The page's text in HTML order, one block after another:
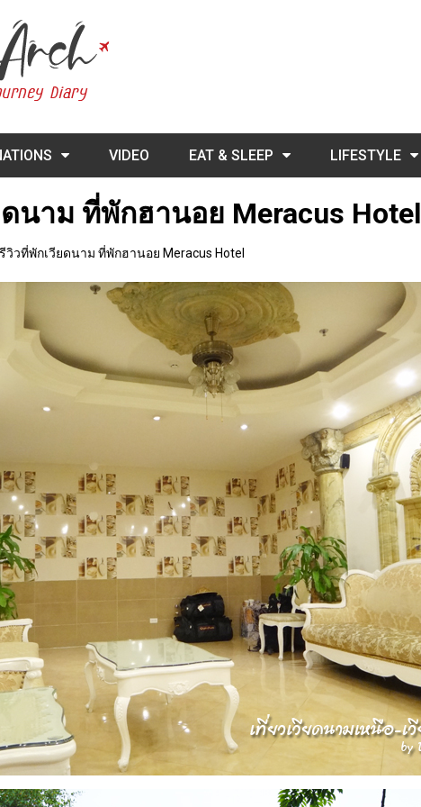
VIDEO EAT & SLEEP LIFESTYLE
นาม ที่พักฮานอย Meracus Hotel
รีวิวที่พักเวียดนาม ที่พักฮานอย Meracus Hotel